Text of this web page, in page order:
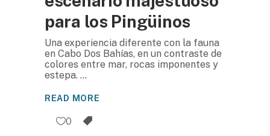
para los Pingüinos
Una experiencia diferente con la fauna
en Cabo Dos Bahías, en un contraste de
colores entre mar, rocas imponentes y
estepa.
READ MORE
0